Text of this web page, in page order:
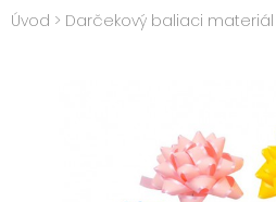
Úvod > Darčekový baliaci materiál